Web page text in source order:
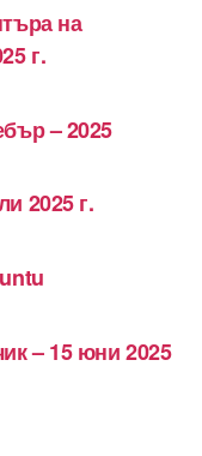
на
г.
– 2025
2025 г.
– 15 юни 2025